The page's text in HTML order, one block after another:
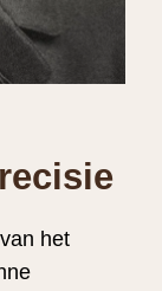
het